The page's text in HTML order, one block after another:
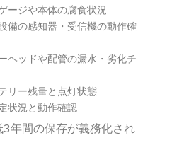
ージや本体の腐食状況
備の感知器・受信機の動作確
ヘッドや配管の漏水・劣化チ
リー残量と点灯状態
状況と動作確認
3年間の保存が義務化され